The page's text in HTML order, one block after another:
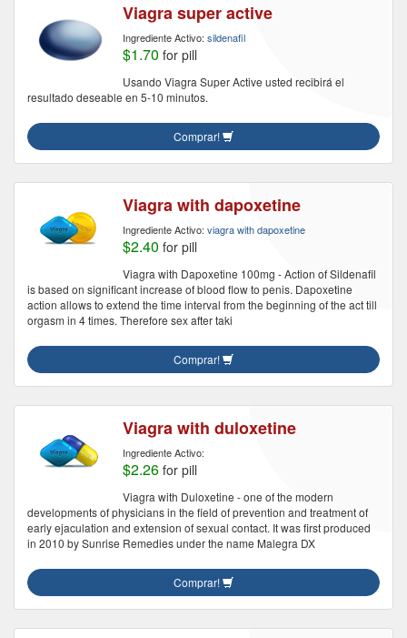
Viagra super active
Ingrediente Activo: sildenafil
$1.70 for pill
Usando Viagra Super Active usted recibirá el
resultado deseable en 5-10 minutos.
Comprar!
Viagra with dapoxetine
Ingrediente Activo: viagra with dapoxetine
$2.40 for pill
Viagra with Dapoxetine 100mg - Action of Sildenafil
is based on significant increase of blood flow to penis. Dapoxetine
action allows to extend the time interval from the beginning of the act till
orgasm in 4 times. Therefore sex after taki
Comprar!
Viagra with duloxetine
Ingrediente Activo:
$2.26 for pill
Viagra with Duloxetine - one of the modern
developments of physicians in the field of prevention and treatment of
early ejaculation and extension of sexual contact. It was first produced
in 2010 by Sunrise Remedies under the name Malegra DX
Comprar!